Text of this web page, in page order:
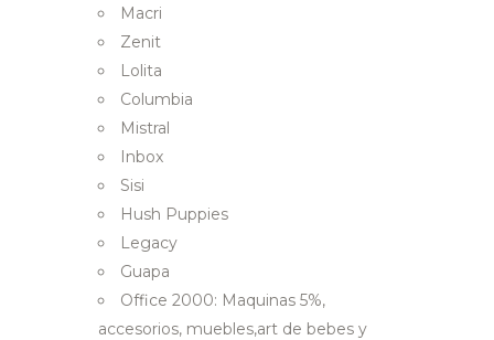
Macri
Zenit
Lolita
Columbia
Mistral
Inbox
Sisi
Hush Puppies
Legacy
Guapa
Office 2000: Maquinas 5%,
accesorios, muebles,art de bebes y